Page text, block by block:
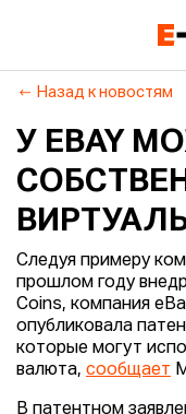
Назад к новостям
У EBAY
Следуя примеру
прошлом году
Coins, компания
опубликовала
которые могут
валюта, сообщает
В патентном